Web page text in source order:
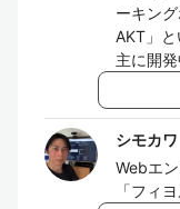
ーキン
AKT」
主に開発
シモカワ
Webエ
「フィ